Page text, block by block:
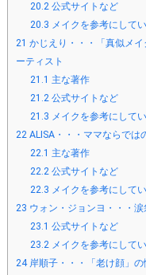
20.2 公式サイトなど
20.3 メイクを参考にして
21 かじえり・・・「真似メ
ーティスト
21.1 主な著作
21.2 公式サイトなど
21.3 メイクを参考にして
22ALISA・・・ママならでは
22.1 主な著作
22.2 公式サイトなど
22.3 メイクを参考にして
23 ウォン・ジョンヨ・・・
23.1 公式サイトなど
23.2 メイクを参考にして
24岸順子・・・「老け顔」